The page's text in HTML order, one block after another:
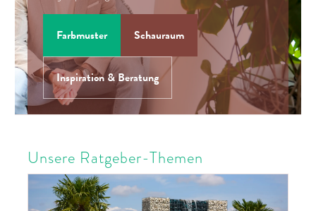
Farbmuster Schauraum
Inspiration & Beratung
Unsere Ratgeber-Themen